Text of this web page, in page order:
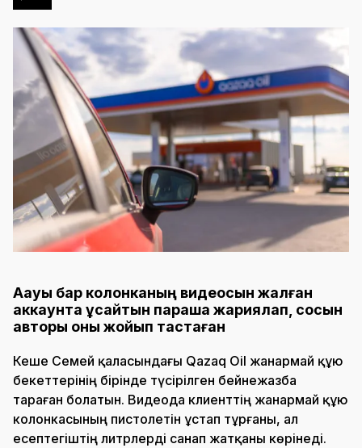
Ақауы бар колонканың видеосын жалған
аккаунтқа ұқсайтын парақша жариялап, сосын
авторы оны жойып тастаған
Кеше Семей қаласындағы Qazaq Oil жанармай құю
бекеттерінің бірінде түсірілген бейнежазба
тараған болатын. Видеода клиенттің жанармай құю
колонкасының пистолетін ұстап тұрғаны, ал
есептегіштің литрлерді санап жатқаны көрінеді.